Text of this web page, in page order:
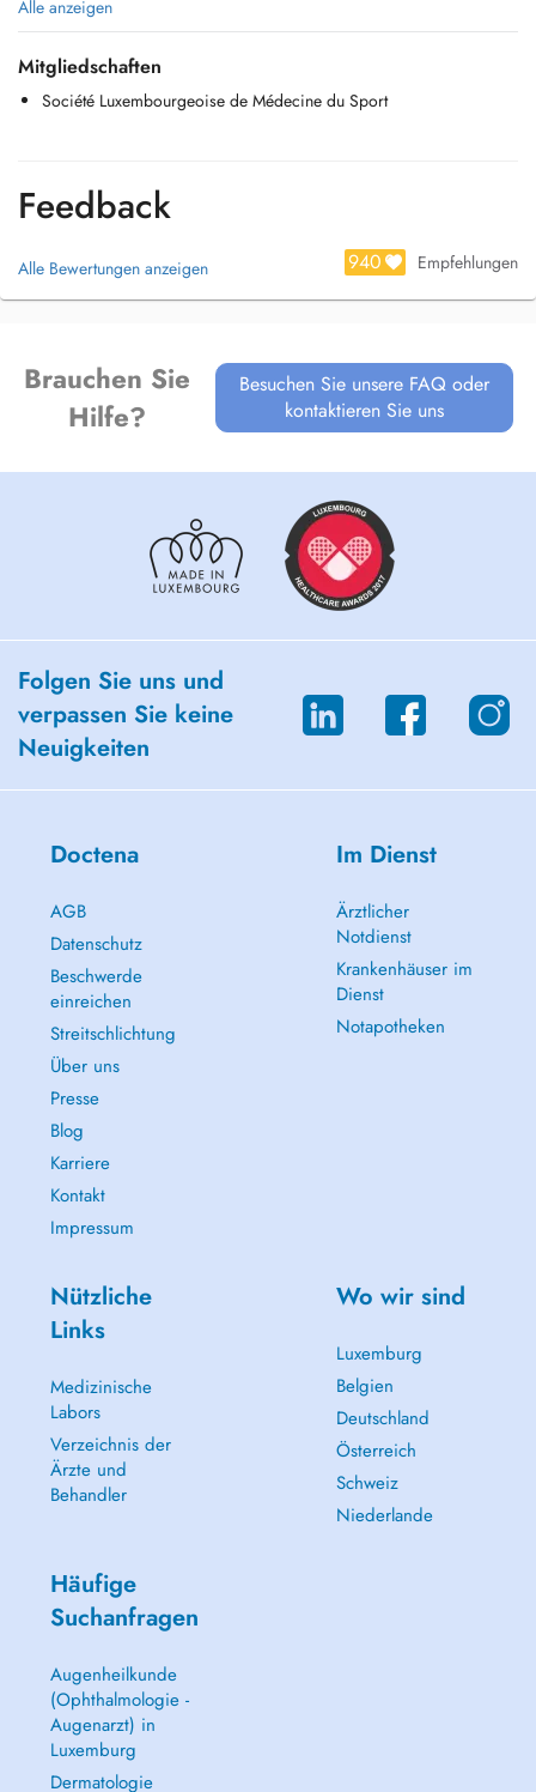
l'Hôtel DoubleTree by Hilton sur votre gauche. Le cabinet est au 16ème
étage au sein du cabinet CKOS.
Le parking de l'hôtel est accessible aux patients.
Alle anzeigen
Mitgliedschaften
Société Luxembourgeoise de Médecine du Sport
Feedback
Alle Bewertungen anzeigen 940 Empfehlungen
Brauchen Sie
Hilfe?
Besuchen Sie unsere FAQ oder
kontaktieren Sie uns
Folgen Sie uns und
verpassen Sie keine
Neuigkeiten
Doctena
AGB
Datenschutz
Beschwerde
einreichen
Streitschlichtung
Über uns
Presse
Blog
Karriere
Kontakt
Impressum
Im Dienst
Ärztlicher
Notdienst
Krankenhäuser im
Dienst
Notapotheken
Nützliche
Links
Medizinische
Labors
Verzeichnis der
Ärzte und
Behandler
Wo wir sind
Luxemburg
Belgien
Deutschland
Österreich
Schweiz
Niederlande
Häufige
Suchanfragen
Augenheilkunde
(Ophthalmologie -
Augenarzt) in
Luxemburg
Dermatologie